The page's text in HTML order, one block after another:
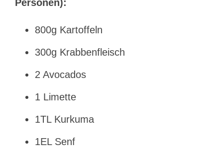
Personen):
800g Kartoffeln
300g Krabbenfleisch
2 Avocados
1 Limette
1TL Kurkuma
1EL Senf